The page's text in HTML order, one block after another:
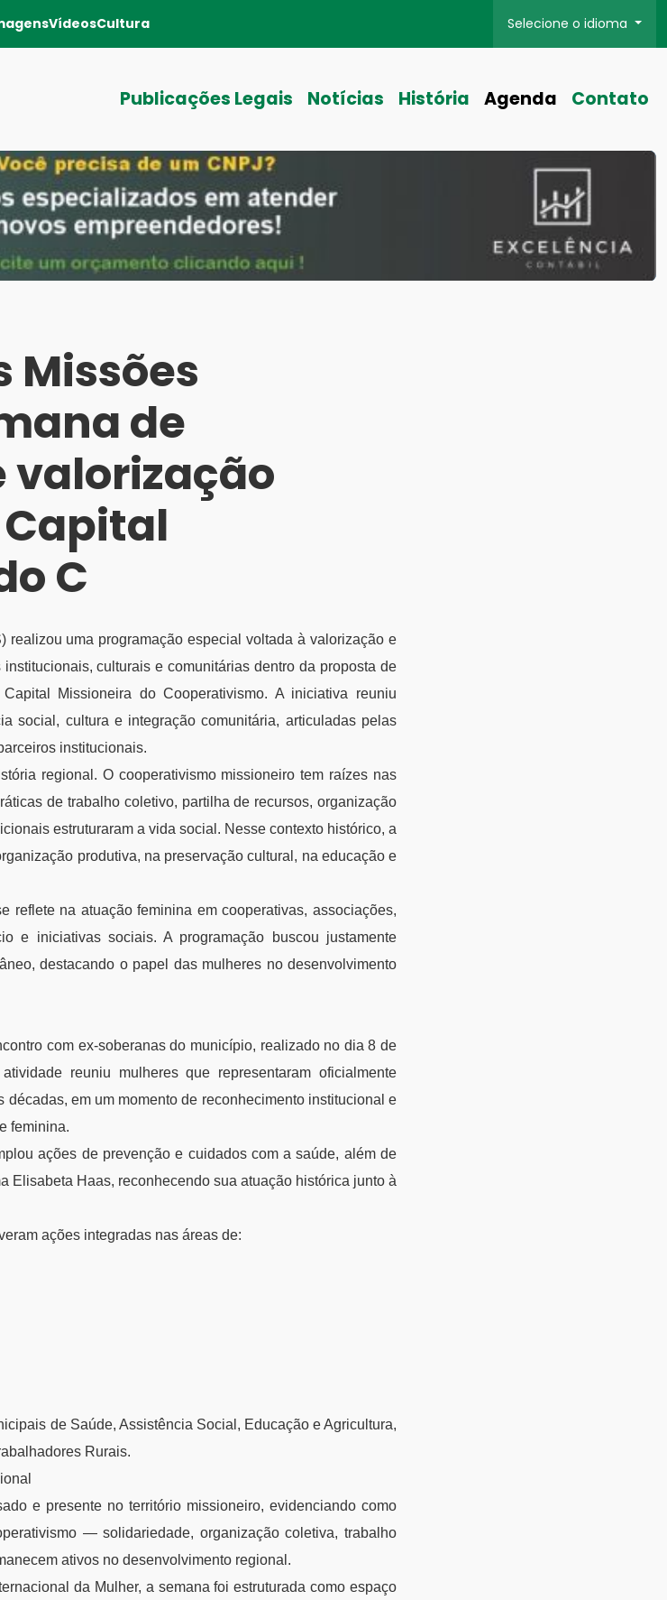
VídeosCultura Selecione o idioma
Publicações Legais Notícias História Agenda Contato
Missões
de
valorização
C
realizou uma programação especial voltada à valorização e
culturais e comunitárias dentro da proposta de
Missioneira do Cooperativismo. A iniciativa reuniu
social, cultura e integração comunitária, articuladas pelas
institucionais.
regional. O cooperativismo missioneiro tem raízes nas
de trabalho coletivo, partilha de recursos, organização
estruturaram a vida social. Nesse contexto histórico, a
produtiva, na preservação cultural, na educação e
reflete na atuação feminina em cooperativas, associações,
e iniciativas sociais. A programação buscou justamente
destacando o papel das mulheres no desenvolvimento
com ex-soberanas do município, realizado no dia 8 de
reuniu mulheres que representaram oficialmente
em um momento de reconhecimento institucional e
feminina.
ações de prevenção e cuidados com a saúde, além de
Elisabeta Haas, reconhecendo sua atuação histórica junto à
ações integradas nas áreas de:
de Saúde, Assistência Social, Educação e Agricultura,
Rurais.
e presente no território missioneiro, evidenciando como
— solidariedade, organização coletiva, trabalho
ativos no desenvolvimento regional.
da Mulher, a semana foi estruturada como espaço